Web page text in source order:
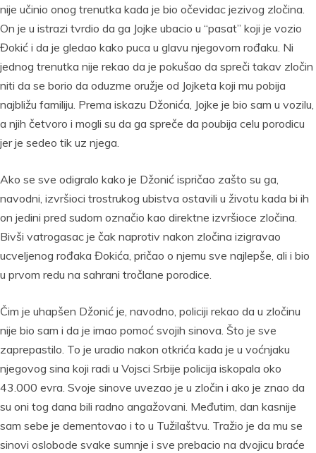
nije učinio onog trenutka kada je bio očevidac jezivog zločina.
On je u istrazi tvrdio da ga Jojke ubacio u “pasat” koji je vozio
Đokić i da je gledao kako puca u glavu njegovom rođaku. Ni
jednog trenutka nije rekao da je pokušao da spreči takav zločin
niti da se borio da oduzme oružje od Jojketa koji mu pobija
najbližu familiju. Prema iskazu Džonića, Jojke je bio sam u vozilu,
a njih četvoro i mogli su da ga spreče da poubija celu porodicu
jer je sedeo tik uz njega.
Ako se sve odigralo kako je Džonić ispričao zašto su ga,
navodni, izvršioci trostrukog ubistva ostavili u životu kada bi ih
on jedini pred sudom označio kao direktne izvršioce zločina.
Bivši vatrogasac je čak naprotiv nakon zločina izigravao
ucveljenog rođaka Đokića, pričao o njemu sve najlepše, ali i bio
u prvom redu na sahrani tročlane porodice.
Čim je uhapšen Džonić je, navodno, policiji rekao da u zločinu
nije bio sam i da je imao pomoć svojih sinova. Što je sve
zaprepastilo. To je uradio nakon otkrića kada je u voćnjaku
njegovog sina koji radi u Vojsci Srbije policija iskopala oko
43.000 evra. Svoje sinove uvezao je u zločin i ako je znao da
su oni tog dana bili radno angažovani. Međutim, dan kasnije
sam sebe je dementovao i to u Tužilaštvu. Tražio je da mu se
sinovi oslobode svake sumnje i sve prebacio na dvojicu braće